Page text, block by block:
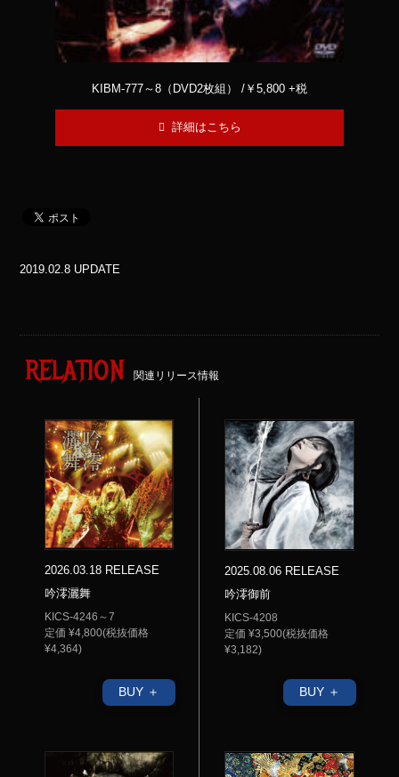
KIBM-777～8（DVD2枚組） /￥5,800 +税
詳細はこちら
2019.02.8 UPDATE
RELATION 関連リリース情報
2026.03.18 RELEASE
吟澪灑舞
KICS-4246～7
定価 ¥4,800(税抜価格
¥4,364)
BUY ＋
2025.08.06 RELEASE
吟澪御前
KICS-4208
定価 ¥3,500(税抜価格
¥3,182)
BUY ＋